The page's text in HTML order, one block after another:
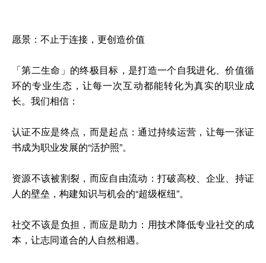
愿景：不止于连接，更创造价值
「第二生命」的终极目标，是打造一个自我进化、价值循
环的专业生态，让每一次互动都能转化为真实的职业成
长。我们相信：
认证不应是终点，而是起点：通过持续运营，让每一张证
书成为职业发展的“活护照”。
资源不该被割裂，而应自由流动：打破高校、企业、持证
人的壁垒，构建知识与机会的“超级枢纽”。
社交不该是负担，而应是助力：用技术降低专业社交的成
本，让志同道合的人自然相遇。